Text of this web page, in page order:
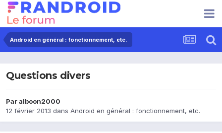
Android en général : fonctionnement, etc.
Questions divers
Paralboon2000
12 février 2013 dans Android en général : fonctionnement, etc.